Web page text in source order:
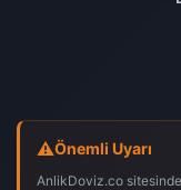
Önemli Uyarı
AnlikDoviz.co